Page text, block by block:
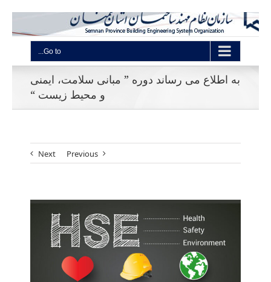
Go to...
به اطلاع می رساند دوره ” مبانی سلامت، ایمنی
و محیط زیست “
Previous
Next
View